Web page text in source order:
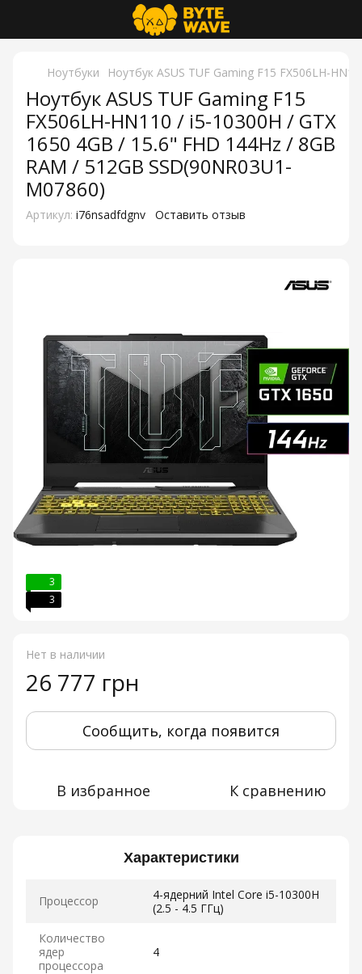
Ноутбуки Ноутбук ASUS TUF Gaming F15 FX506LH-
Ноутбук ASUS TUF Gaming F15
FX506LH-HN110 / i5-10300H / GTX
1650 4GB / 15.6" FHD 144Hz / 8GB
RAM / 512GB SSD(90NR03U1-
M07860)
Артикул: i76nsadfdgnv Оставить отзыв
3
3
Нет в наличии
26 777 грн
Сообщить, когда появится
В избранное К сравнению
Характеристики
Процессор
4-ядерний Intel Core i5-10300H
(2.5 - 4.5 ГГц)
Количество
ядер
процессора
4